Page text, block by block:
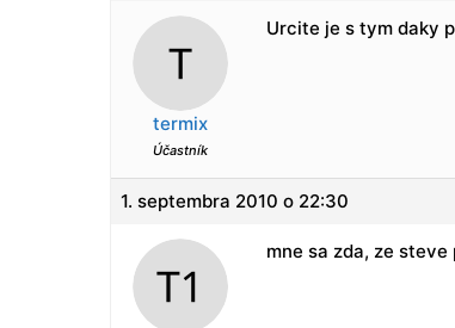
termix
Účastník
Urcite je s tym daky
1. septembra 2010 o 22:30
mne sa zda, ze steve